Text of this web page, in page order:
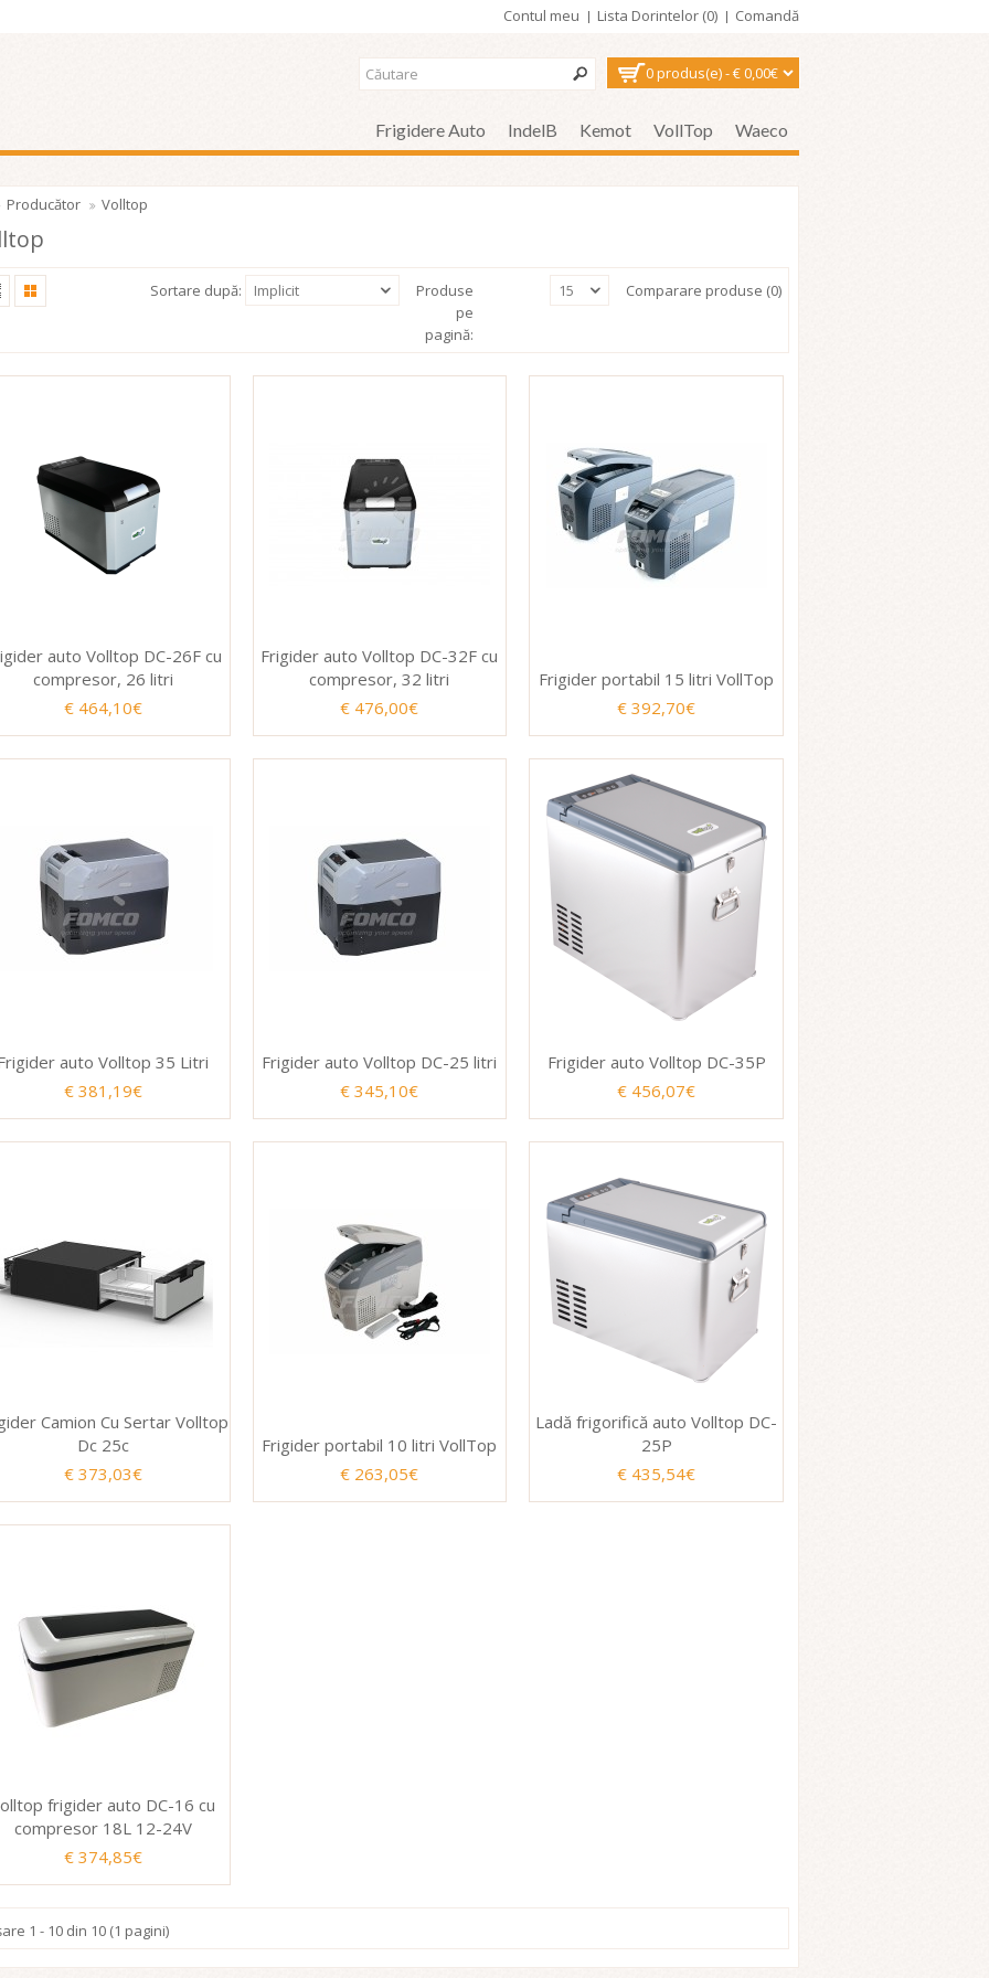
Contul meu Lista Dorintelor (0) Comandă
0 produs(e) - € 0,00€
Frigidere Auto IndelB Kemot VollTop Waeco
Producător Volltop
Comparare produse (0)
Sortare după: Implicit
Produse
pe
pagină:
15
auto Volltop DC-26F cu
compresor, 26 litri
€ 464,10€
Frigider auto Volltop DC-32F cu
compresor, 32 litri
€ 476,00€
Frigider portabil 15 litri VollTop
€ 392,70€
auto Volltop 35 Litri
€ 381,19€
Frigider auto Volltop DC-25 litri
€ 345,10€
Frigider auto Volltop DC-35P
€ 456,07€
Camion Cu Sertar Volltop
Dc 25c
€ 373,03€
Frigider portabil 10 litri VollTop
€ 263,05€
Ladă frigorifică auto Volltop DC-
25P
€ 435,54€
frigider auto DC-16 cu
compresor 18L 12-24V
€ 374,85€
1 - 10 din 10 (1 pagini)